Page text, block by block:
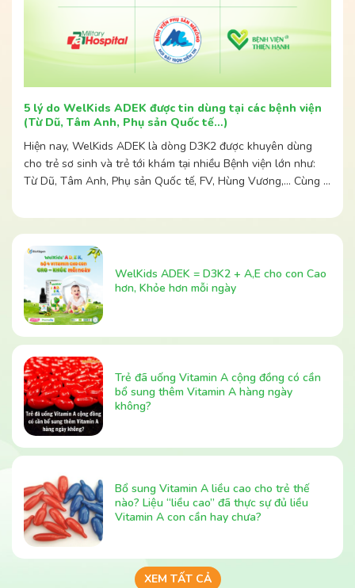
5 lý do WelKids ADEK được tin dùng tại các bệnh viện
(Từ Dũ, Tâm Anh, Phụ sản Quốc tế…)
Hiện nay, WelKids ADEK là dòng D3K2 được khuyên dùng
cho trẻ sơ sinh và trẻ tới khám tại nhiều Bệnh viện lớn như:
Từ Dũ, Tâm Anh, Phụ sản Quốc tế, FV, Hùng Vương,… Cùng ...
WelKids ADEK = D3K2 + A,E cho con Cao
hơn, Khỏe hơn mỗi ngày
Trẻ đã uống Vitamin A cộng đồng có cần
bổ sung thêm Vitamin A hàng ngày
không?
Bổ sung Vitamin A liều cao cho trẻ thế
nào? Liệu “liều cao” đã thực sự đủ liều
Vitamin A con cần hay chưa?
XEM TẤT CẢ